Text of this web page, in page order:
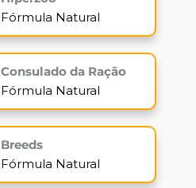
Fórmula Natural
Consulado da Ração
Fórmula Natural
Breeds
Fórmula Natural